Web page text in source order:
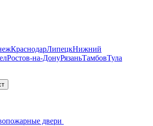
КраснодарЛипецкНижний
Ростов-на-ДонуРязаньТамбовТула
двери